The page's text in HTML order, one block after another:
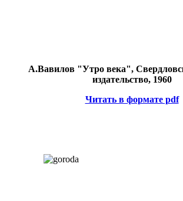
А.Вавилов "Утро века",
издательство, 1960
Читать в формате pdf